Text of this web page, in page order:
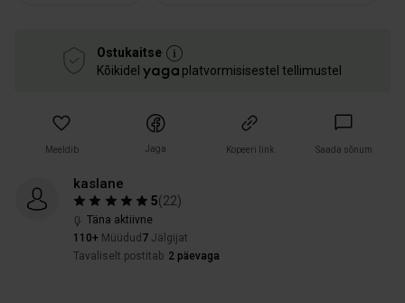
Ostukaitse
Kõikidel
platvormisisestel tellimustel
Meeldib Jaga Kopeeri link Saada sõnum
kaslane
5(22)
Täna aktiivne
110+ Müüdud 7 Jälgijat
Tavaliselt postitab 2 päevaga